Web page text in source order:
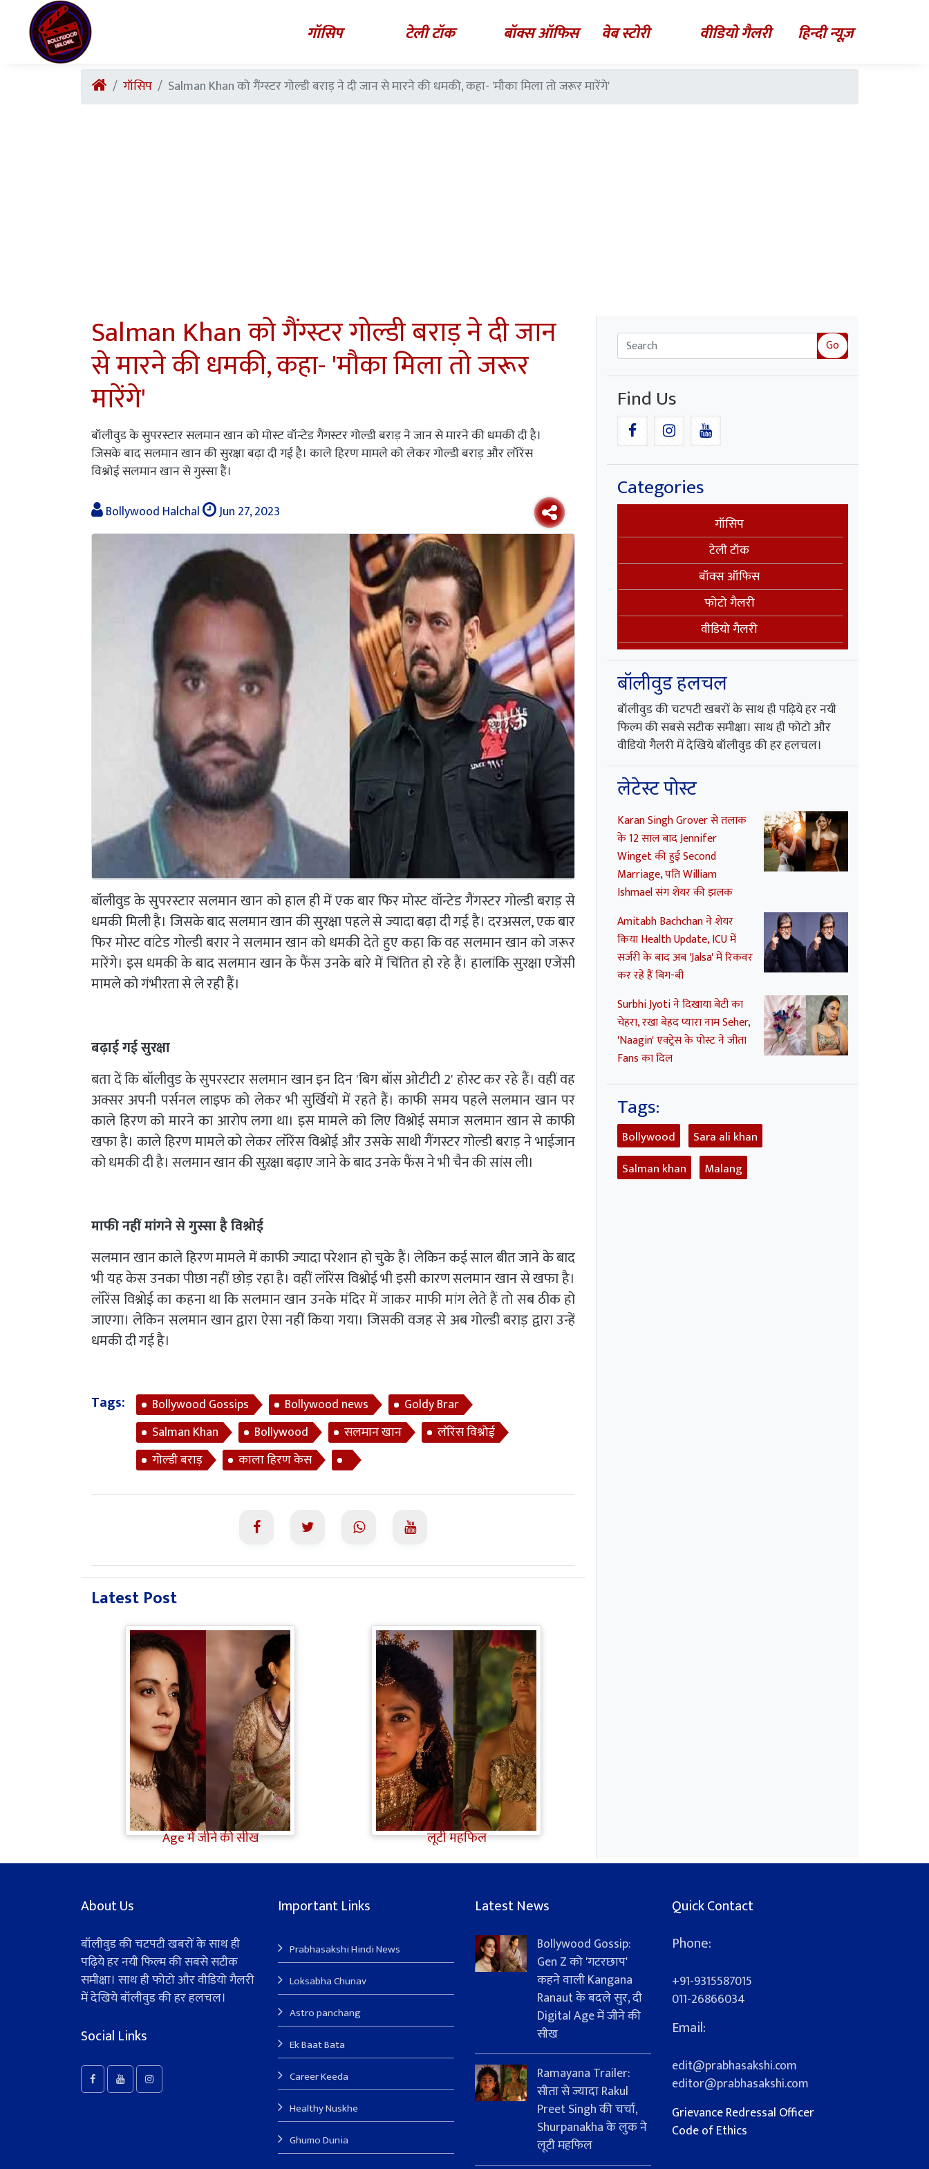
गॉसिप टेली टॉक बॉक्स ऑफिस वेब स्टोरी वीडियो गैलरी हिन्दी न्यूज़
गॉसिप Salman Khan को गैंग्स्टर गोल्डी बराड़ ने दी जान से मारने की धमकी, कहा- 'मौका मिला तो जरूर मारेंगे'
Salman Khan को गैंग्स्टर गोल्डी बराड़ ने दी जान
से मारने की धमकी, कहा- 'मौका मिला तो जरूर
मारेंगे'
बॉलीवुड के सुपरस्टार सलमान खान को मोस्ट वॉन्टेड गैंगस्टर गोल्डी बराड़ ने जान से मारने की धमकी दी है।
जिसके बाद सलमान खान की सुरक्षा बढ़ा दी गई है। काले हिरण मामले को लेकर गोल्डी बराड़ और लॉरेंस
विश्नोई सलमान खान से गुस्सा हैं।
Bollywood Halchal
Jun 27, 2023
बॉलीवुड के सुपरस्टार सलमान खान को हाल ही में एक बार फिर मोस्ट वॉन्टेड गैंगस्टर गोल्डी बराड़ से
धमकी मिली है। जिसके बाद सलमान खान की सुरक्षा पहले से ज्यादा बढ़ा दी गई है। दरअसल, एक बार
फिर मोस्ट वांटेड गोल्डी बरार ने सलमान खान को धमकी देते हुए कहा कि वह सलमान खान को जरूर
मारेंगे। इस धमकी के बाद सलमान खान के फैंस उनके बारे में चिंतित हो रहे हैं। हालांकि सुरक्षा एजेंसी
मामले को गंभीरता से ले रही हैं।
बढ़ाई गई सुरक्षा
बता दें कि बॉलीवुड के सुपरस्टार सलमान खान इन दिन 'बिग बॉस ओटीटी 2' होस्ट कर रहे हैं। वहीं वह
अक्सर अपनी पर्सनल लाइफ को लेकर भी सुर्खियों में रहते हैं। काफी समय पहले सलमान खान पर
काले हिरण को मारने का आरोप लगा था। इस मामले को लिए विश्नोई समाज सलमान खान से काफी
खफा है। काले हिरण मामले को लेकर लॉरेंस विश्नोई और उसके साथी गैंगस्टर गोल्डी बराड़ ने भाईजान
को धमकी दी है। सलमान खान की सुऱक्षा बढ़ाए जाने के बाद उनके फैंस ने भी चैन की सांस ली।
माफी नहीं मांगने से गुस्सा है विश्नोई
सलमान खान काले हिरण मामले में काफी ज्यादा परेशान हो चुके हैं। लेकिन कई साल बीत जाने के बाद
भी यह केस उनका पीछा नहीं छोड़ रहा है। वहीं लॉरेंस विश्नोई भी इसी कारण सलमान खान से खफा है।
लॉरेंस विश्नोई का कहना था कि सलमान खान उनके मंदिर में जाकर माफी मांग लेते हैं तो सब ठीक हो
जाएगा। लेकिन सलमान खान द्वारा ऐसा नहीं किया गया। जिसकी वजह से अब गोल्डी बराड़ द्वारा उन्हें
धमकी दी गई है।
Tags: Bollywood Gossips Bollywood news
Goldy Brar
Salman Khan
Bollywood सलमान खान
लॉरेंस विश्नोई
गोल्डी बराड़
काला हिरण केस
Latest Post
Bollywood Gossip: Gen Z को
'गटरछाप' कहने वाली Kangana
Ranaut के बदले सुर, दी Digital
Age में जीने की सीख
Ramayana Trailer: सीता से
ज्यादा Rakul Preet Singh की
चर्चा, Shurpanakha के लुक ने
लूटी महफिल
Go
Find Us
Categories
गॉसिप
टेली टॉक
बॉक्स ऑफिस
फोटो गैलरी
वीडियो गैलरी
बॉलीवुड हलचल
बॉलीवुड की चटपटी खबरों के साथ ही पढ़िये हर नयी
फिल्म की सबसे सटीक समीक्षा। साथ ही फोटो और
वीडियो गैलरी में देखिये बॉलीवुड की हर हलचल।
लेटेस्ट पोस्ट
Karan Singh Grover से तलाक
के 12 साल बाद Jennifer
Winget की हुई Second
Marriage, पति William
Ishmael संग शेयर की झलक
Amitabh Bachchan ने शेयर
किया Health Update, ICU में
सर्जरी के बाद अब 'Jalsa' में रिकवर
कर रहे हैं बिग-बी
Surbhi Jyoti ने दिखाया बेटी का
चेहरा, रखा बेहद प्यारा नाम Seher,
'Naagin' एक्ट्रेस के पोस्ट ने जीता
Fans का दिल
Tags:
Bollywood
Sara ali khan
Salman khan
Malang
About Us
बॉलीवुड की चटपटी खबरों के साथ ही
पढ़िये हर नयी फिल्म की सबसे सटीक
समीक्षा। साथ ही फोटो और वीडियो गैलरी
में देखिये बॉलीवुड की हर हलचल।
Social Links
Important Links
Prabhasakshi Hindi News
Loksabha Chunav
Astro panchang
Ek Baat Bata
Career Keeda
Healthy Nuskhe
Ghumo Dunia
Latest News
Bollywood Gossip:
Gen Z को 'गटरछाप'
कहने वाली Kangana
Ranaut के बदले सुर, दी
Digital Age में जीने की
सीख
Ramayana Trailer:
सीता से ज्यादा Rakul
Preet Singh की चर्चा,
Shurpanakha के लुक ने
लूटी महफिल
Quick Contact
Phone:
+91-9315587015
011-26866034
Email:
edit@prabhasakshi.com
editor@prabhasakshi.com
Grievance Redressal Officer
Code of Ethics